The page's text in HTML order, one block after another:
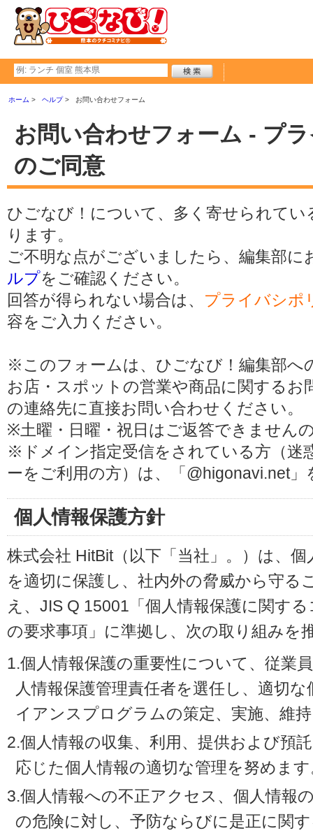
ホーム ヘルプ お問い合わせフォーム
お問い合わせフォーム - プ
のご同意
ひごなび！について、多く寄せられてい
ります。
ご不明な点がございましたら、編集部
ルプをご確認ください。
回答が得られない場合は、 プライバシポ
容をご入力ください。
※このフォームは、ひごなび！編集部へ
お店・スポットの営業や商品に関する
の連絡先に直接お問い合わせください。
※土曜・日曜・祝日はご返答できません
※ドメイン指定受信をされている方（迷
ーをご利用の方）は、「@higonavi.net
個人情報保護方針
株式会社 HitBit（以下「当社」。）は、
を適切に保護し、社内外の脅威から守る
え、JIS Q 15001「個人情報保護に関す
の要求事項」に準拠し、次の取り組みを
1.個人情報保護の重要性について、従業
人情報保護管理責任者を選任し、適切
イアンスプログラムの策定、実施、維
2.個人情報の収集、利用、提供および預
応じた個人情報の適切な管理を努めま
3.個人情報への不正アクセス、個人情報
の危険に対し、予防ならびに是正に関